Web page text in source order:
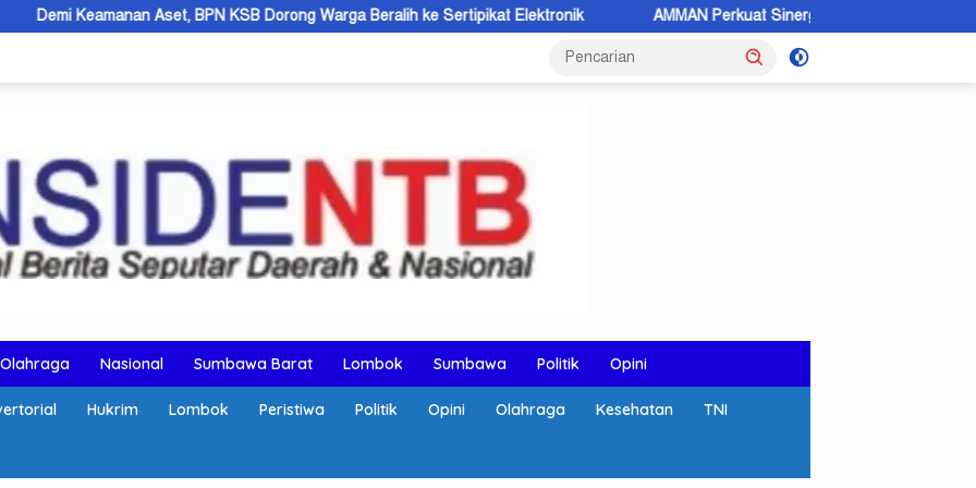
Aset, BPN KSB Dorong Warga Beralih ke Sertipikat Elektronik AMMAN Perkuat Sinergi dan Komunikasi Terbuka dengan
Olahraga Nasional Sumbawa Barat Lombok Sumbawa Politik Opini
Hukrim Lombok Peristiwa Politik Opini Olahraga Kesehatan TNI